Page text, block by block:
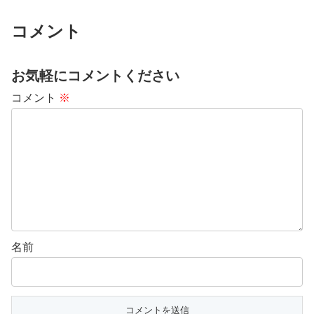
コメント
お気軽にコメントください
コメント ※
名前